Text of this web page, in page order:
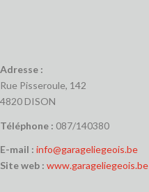
Adresse :
Rue Pisseroule, 142
4820 DISON
Téléphone : 087/140380
E-mail : info@garageliegeois.be
Site web : www.garageliegeois.be